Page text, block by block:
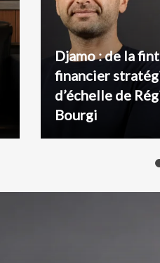
Djamo : de la
financier
d’échelle de
Bourgi